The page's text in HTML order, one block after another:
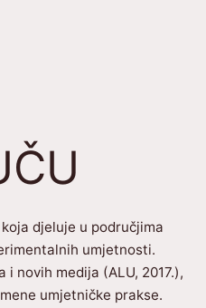
djeluje u područjima
umjetnosti.
novih medija (ALU, 2017.),
umjetničke prakse.